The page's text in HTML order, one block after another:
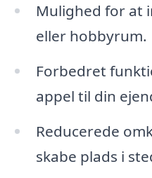
Mulighed for at
eller hobbyrum.
Forbedret
appel til din
Reducerede
skabe plads i